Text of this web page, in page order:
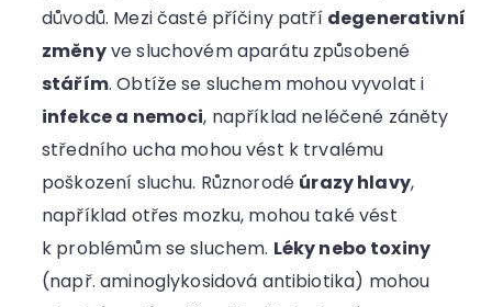
důvodů. Mezi časté příčiny patří degenerativní
změnyve sluchovém aparátu způsobené
stářím. Obtíže se sluchem mohou vyvolat i
infekce a nemoci, například neléčené záněty
středního ucha mohou vést k trvalému
poškození sluchu. Různorodé úrazy hlavy,
například otřes mozku, mohou také vést
k problémům se sluchem. Léky nebo toxiny
(např. aminoglykosidová antibiotika) mohou